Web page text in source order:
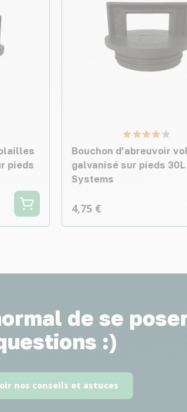
pieds
Bouchon d’abreuvoir
galvanisé sur pieds 30L
Systems
4,75 €
de se
:)
nos conseils et astuces